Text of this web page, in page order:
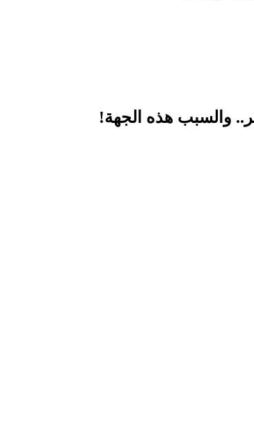
والسبب هذه الجهة!